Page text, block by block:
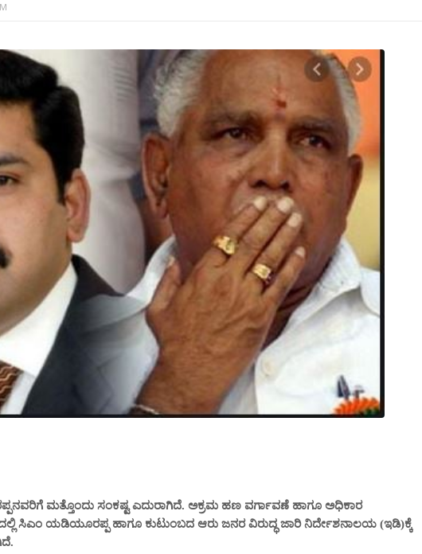
ಮತ್ತೊಂದು ಸಂಕಷ್ಟ ಎದುರಾಗಿದೆ. ಅಕ್ರಮ ಹಣ ವರ್ಗಾವಣೆ ಹಾಗೂ ಅಧಿಕಾರ
ಸಿಎಂ ಯಡಿಯೂರಪ್ಪ ಹಾಗೂ ಕುಟುಂಬದ ಆರು ಜನರ ವಿರುದ್ಧ ಜಾರಿ ನಿರ್ದೇಶನಾಲಯ (ಇಡಿ)ಕ್ಕೆ